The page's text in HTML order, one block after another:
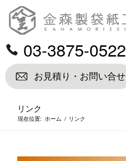
03-3875-0522
お見積り・お問い合せ
リンク
現在位置: ホーム / リンク